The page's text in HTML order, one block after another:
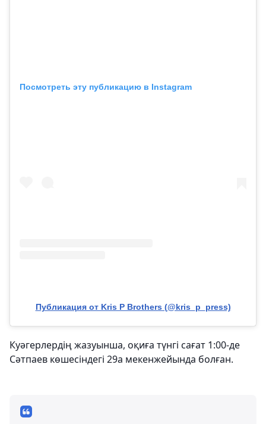
Посмотреть эту публикацию в Instagram
Публикация от Kris P Brothers (@kris_p_press)
Куәгерлердің жазуынша, оқиға түнгі сағат 1:00-де
Сәтпаев көшесіндегі 29а мекенжейында болған.